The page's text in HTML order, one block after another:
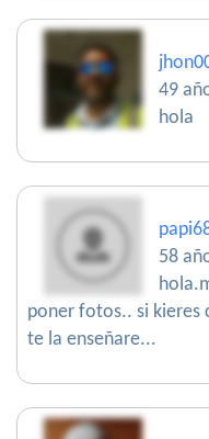
49
hola
58
poner fotos.. si kieres
te la enseñare...